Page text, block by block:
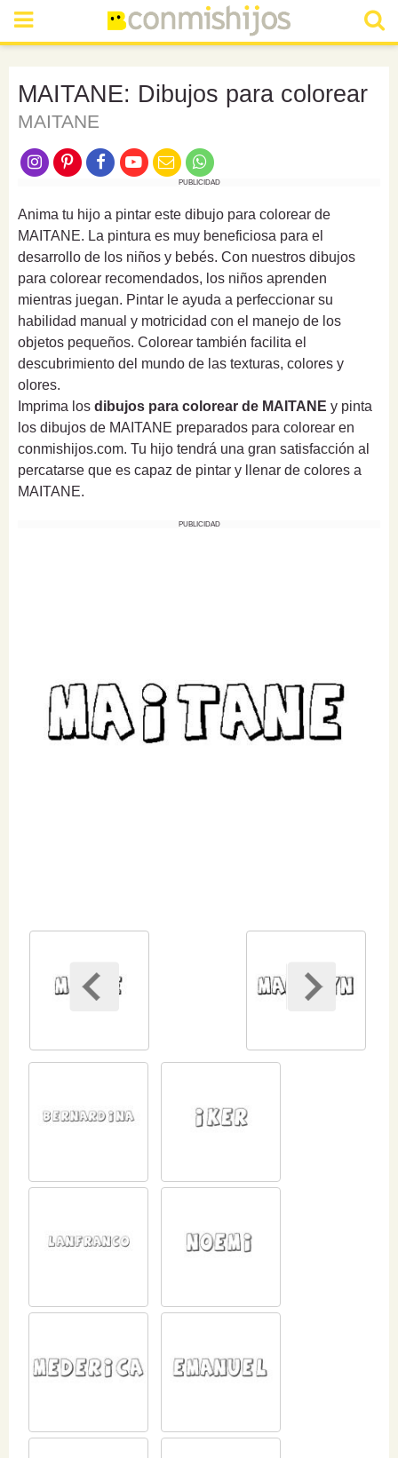
MAITANE: Dibujos para colorear
MAITANE
PUBLICIDAD
Anima tu hijo a pintar este dibujo para colorear de
MAITANE. La pintura es muy beneficiosa para el
desarrollo de los niños y bebés. Con nuestros dibujos
para colorear recomendados, los niños aprenden
mientras juegan. Pintar le ayuda a perfeccionar su
habilidad manual y motricidad con el manejo de los
objetos pequeños. Colorear también facilita el
descubrimiento del mundo de las texturas, colores y
olores.
Imprima los dibujos para colorear de MAITANE y pinta
los dibujos de MAITANE preparados para colorear en
conmishijos.com. Tu hijo tendrá una gran satisfacción al
percatarse que es capaz de pintar y llenar de colores a
MAITANE.
PUBLICIDAD